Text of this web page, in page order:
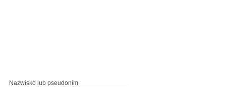
Nazwisko lub pseudonim